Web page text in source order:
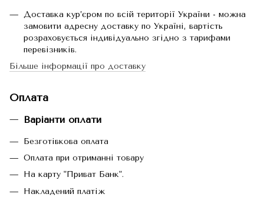
Доставка кур’єром по всій території України - можна
замовити адресну доставку по Україні, вартість
розраховується індивідуально згідно з тарифами
перевізників.
Більше інформації про доставку
Оплата
Варіанти оплати
Безготівкова оплата
Оплата при отриманні товару
На карту "Приват Банк".
Накладений платіж